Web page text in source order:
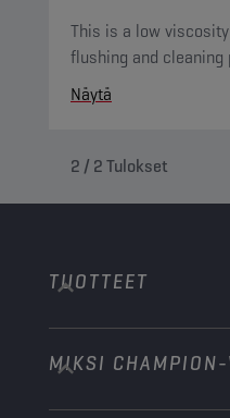
This is a low
flushing and cleaning
Näytä
2 / 2Tulokset
TUOTTEET
Henkilöautot
Kuorma-autot ja
MIKSI